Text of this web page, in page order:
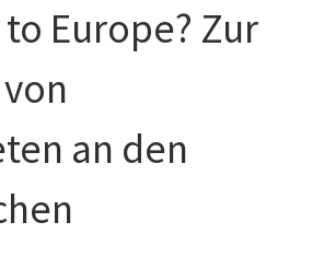
Europe? Zur
an den